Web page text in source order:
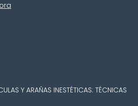
Y ARAÑAS INESTÉTICAS: TÉCNICAS